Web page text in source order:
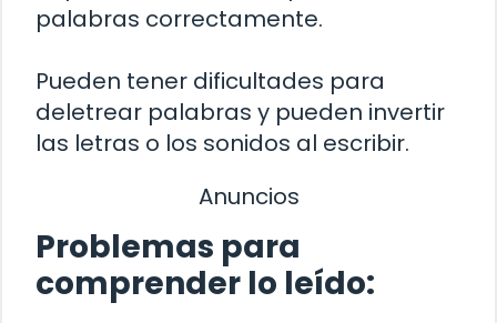
palabras correctamente.
Pueden tener dificultades para
deletrear palabras y pueden invertir
las letras o los sonidos al escribir.
Anuncios
Problemas para
comprender lo leído: